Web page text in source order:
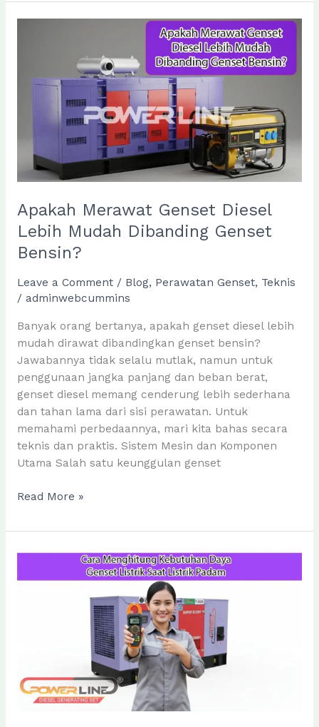
Genset
Tetap
Digunakan
Apakah Merawat Genset Diesel
Lebih Mudah Dibanding Genset
Bensin?
Leave a Comment / Blog, Perawatan Genset, Teknis
/ adminwebcummins
Banyak orang bertanya, apakah genset diesel lebih
mudah dirawat dibandingkan genset bensin?
Jawabannya tidak selalu mutlak, namun untuk
penggunaan jangka panjang dan beban berat,
genset diesel memang cenderung lebih sederhana
dan tahan lama dari sisi perawatan. Untuk
memahami perbedaannya, mari kita bahas secara
teknis dan praktis. Sistem Mesin dan Komponen
Utama Salah satu keunggulan genset
Apakah
Genset
Mudah
Read More »